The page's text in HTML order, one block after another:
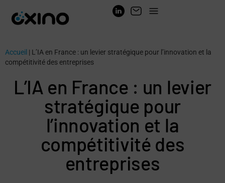
Accueil | L’IA en France : un levier stratégique pour l’innovation et la
compétitivité des entreprises
L’IA en France : un levier
stratégique pour
l’innovation et la
compétitivité des
entreprises